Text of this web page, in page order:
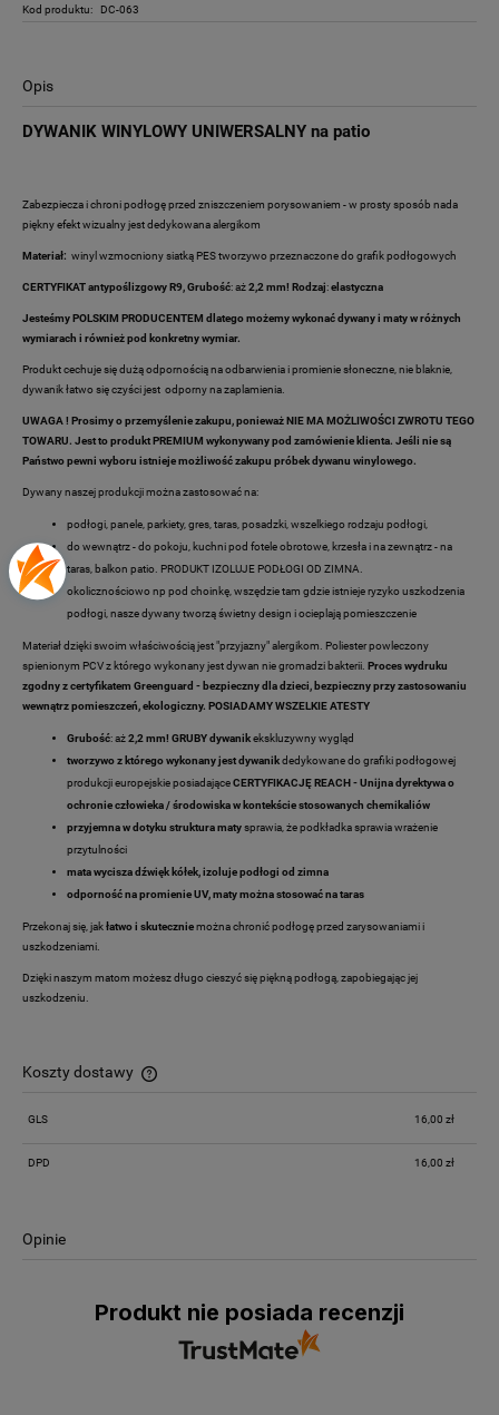
Kod produktu: DC-063
Opis
DYWANIK WINYLOWY UNIWERSALNY na patio
Zabezpiecza i chroni podłogę przed zniszczeniem porysowaniem - w prosty sposób nada
piękny efekt wizualny jest dedykowana alergikom
Materiał: winyl wzmocniony siatką PES tworzywo przeznaczone do grafik podłogowych
CERTYFIKAT antypoślizgowy R9,Grubość: aż2,2 mm! Rodzaj:elastyczna
Jesteśmy POLSKIM PRODUCENTEM dlatego możemy wykonać dywany i maty w różnych
wymiarach i również pod konkretny wymiar.
Produkt cechuje się dużą odpornością na odbarwienia i promienie słoneczne, nie blaknie,
dywanik łatwo się czyści jest odporny na zaplamienia.
UWAGA ! Prosimy o przemyślenie zakupu, ponieważ NIE MA MOŻLIWOŚCI ZWROTU TEGO
TOWARU. Jest to produkt PREMIUM wykonywany pod zamówienie klienta. Jeśli nie są
Państwo pewni wyboru istnieje możliwość zakupu próbek dywanu winylowego.
Dywany naszej produkcji można zastosować na:
podłogi, panele, parkiety, gres, taras, posadzki, wszelkiego rodzaju podłogi,
do wewnątrz - do pokoju, kuchni pod fotele obrotowe, krzesła i na zewnątrz - na
taras, balkon patio. PRODUKT IZOLUJE PODŁOGI OD ZIMNA.
okolicznościowo np pod choinkę, wszędzie tam gdzie istnieje ryzyko uszkodzenia
podłogi, nasze dywany tworzą świetny design i ocieplają pomieszczenie
Materiał dzięki swoim właściwością jest "przyjazny" alergikom. Poliester powleczony
spienionym PCV z którego wykonany jest dywan nie gromadzi bakterii. Proces wydruku
zgodny z certyfikatem Greenguard - bezpieczny dla dzieci, bezpieczny przy zastosowaniu
wewnątrz pomieszczeń, ekologiczny. POSIADAMY WSZELKIE ATESTY
Grubość: aż2,2 mm! GRUBY dywanikekskluzywny wygląd
tworzywo z którego wykonany jest dywanikdedykowane do grafiki podłogowej
produkcji europejskie posiadająceCERTYFIKACJĘ REACH - Unijna dyrektywa o
ochronie człowieka / środowiska w kontekście stosowanych chemikaliów
przyjemna w dotyku struktura matysprawia, że podkładka sprawia wrażenie
przytulności
mata wycisza dźwięk kółek, izoluje podłogi od zimna
odporność na promienie UV, maty można stosować na taras
Przekonaj się, jakłatwo i skuteczniemożna chronić podłogę przed zarysowaniami i
uszkodzeniami.
Dzięki naszym matom możesz długo cieszyć się piękną podłogą, zapobiegając jej
uszkodzeniu.
Koszty dostawy
Cena nie zawiera ewentualnych kosztów płatności
GLS 16,00 zł
DPD 16,00 zł
Opinie
Produkt nie posiada recenzji